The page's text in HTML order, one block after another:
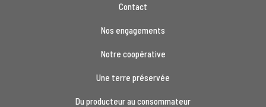
Contact
Nos engagements
Notre coopérative
Une terre préservée
Du producteur au consommateur